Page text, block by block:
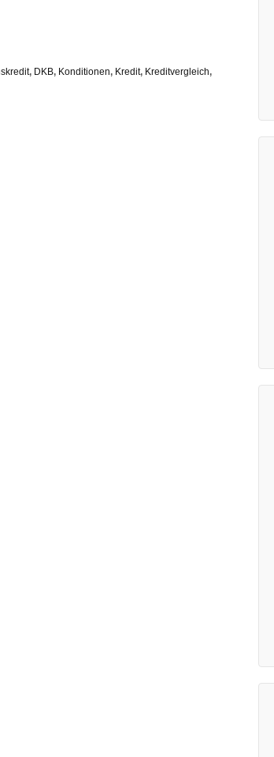
, DKB, Konditionen, Kredit, Kreditvergleich,